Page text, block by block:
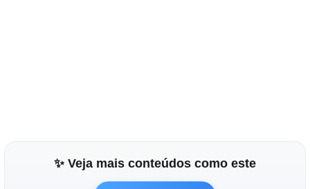
✨ Veja mais conteúdos como este